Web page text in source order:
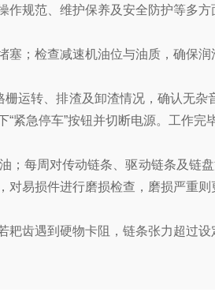
规范、维护保养及安全防护等多方
检查减速机油位与油质，确保润
转、排渣及卸渣情况，确认无杂
急停车”按钮并切断电源。工作完
每周对传动链条、驱动链条及链
易损件进行磨损检查，磨损严重则
遇到硬物卡阻，链条张力超过设